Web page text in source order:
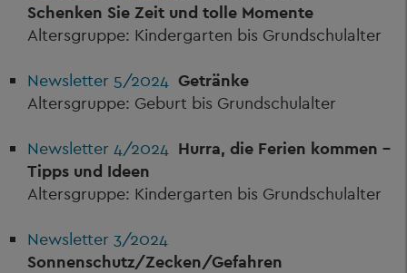
Schenken Sie Zeit und tolle Momente
Altersgruppe: Kindergarten bis Grundschulalter
Newsletter 5/2024 Getränke
Altersgruppe: Geburt bis Grundschulalter
Newsletter 4/2024 Hurra, die Ferien kommen –
Tipps und Ideen
Altersgruppe: Kindergarten bis Grundschulalter
Newsletter 3/2024
Sonnenschutz/Zecken/Gefahren